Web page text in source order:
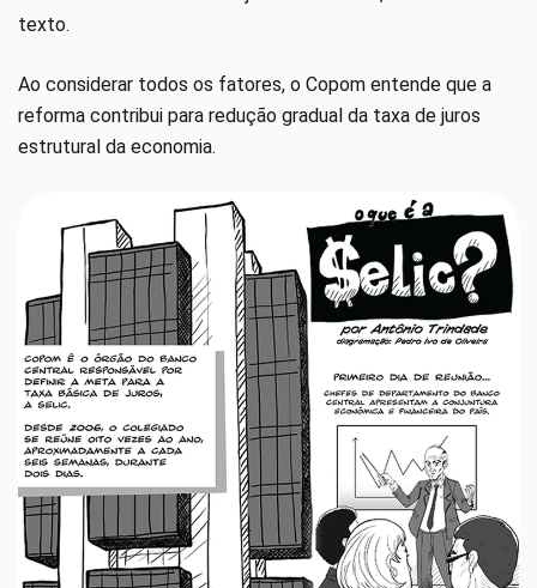
texto.
Ao considerar todos os fatores, o Copom entende que a
reforma contribui para redução gradual da taxa de juros
estrutural da economia.